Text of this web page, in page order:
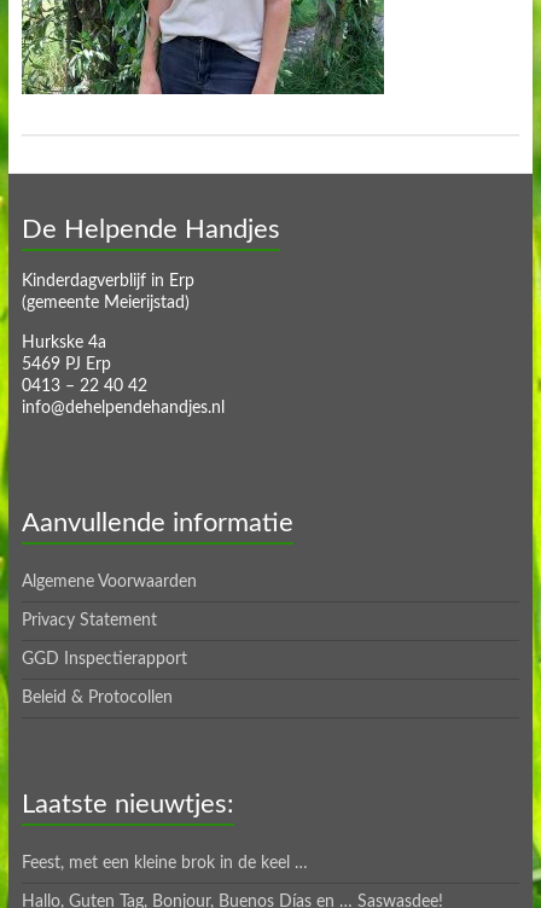
De Helpende Handjes
Kinderdagverblijf in Erp
(gemeente Meierijstad)
Hurkske 4a
5469 PJ Erp
0413 – 22 40 42
info@dehelpendehandjes.nl
Aanvullende informatie
Algemene Voorwaarden
Privacy Statement
GGD Inspectierapport
Beleid & Protocollen
Laatste nieuwtjes:
Feest, met een kleine brok in de keel …
Hallo, Guten Tag, Bonjour, Buenos Días en … Saswasdee!